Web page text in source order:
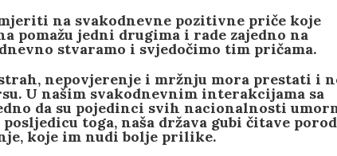
na svakodnevne pozitivne priče koje
pomažu jedni drugima i rade zajedno na
stvaramo i svjedočimo tim pričama.
nepovjerenje i mržnju mora prestati i
U našim svakodnevnim interakcijama sa
da su pojedinci svih nacionalnosti
toga, naša država gubi čitave
koje im nudi bolje prilike.